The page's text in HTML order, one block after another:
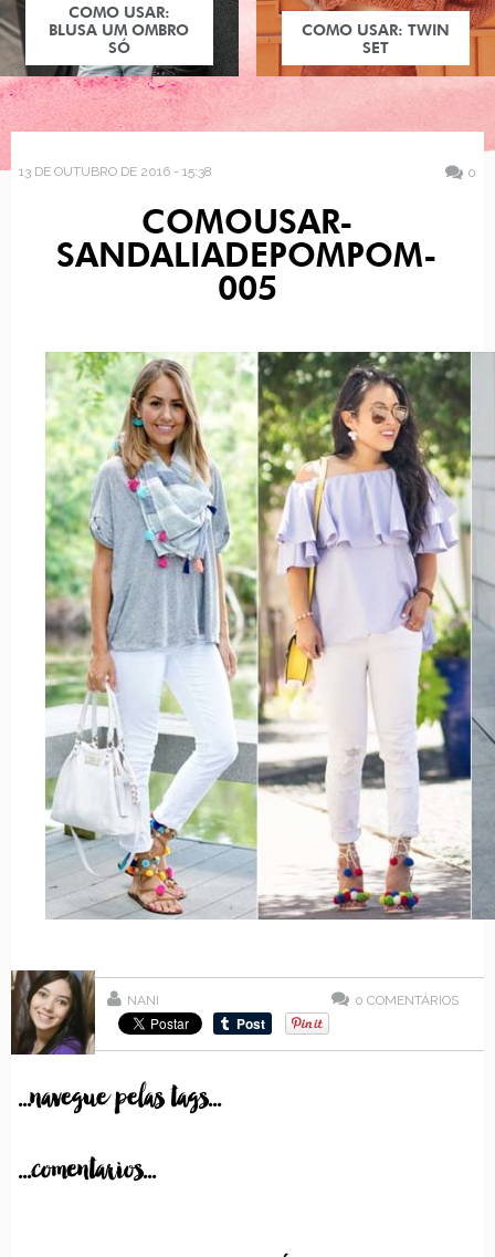
COMO USAR:
BLUSA UM OMBRO
SÓ
COMO USAR: TWIN
SET
13 DE OUTUBRO DE 2016 - 15:38 0
COMOUSAR-
SANDALIADEPOMPOM-
005
NANI 0 COMENTÁRIOS
...navegue pelas tags...
...comentarios...